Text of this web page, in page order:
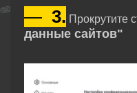
— 3. Прокрутите
данные сайтов"